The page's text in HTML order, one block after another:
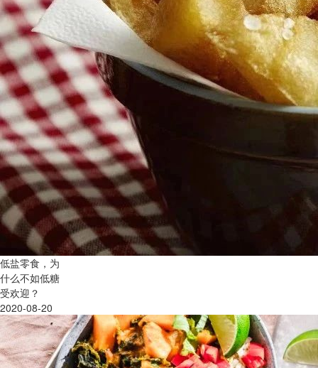
低盐零食，为
什么不如低糖
受欢迎？
2020-08-20